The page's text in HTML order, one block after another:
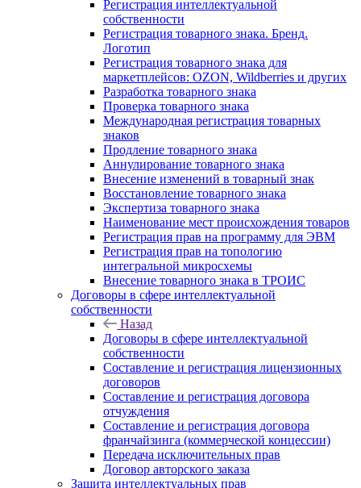
Регистрация интеллектуальной
собственности
Регистрация товарного знака. Бренд.
Логотип
Регистрация товарного знака для
маркетплейсов: OZON, Wildberries и других
Разработка товарного знака
Проверка товарного знака
Международная регистрация товарных
знаков
Продление товарного знака
Аннулирование товарного знака
Внесение изменений в товарный знак
Восстановление товарного знака
Экспертиза товарного знака
Наименование мест происхождения товаров
Регистрация прав на программу для ЭВМ
Регистрация прав на топологию
интегральной микросхемы
Внесение товарного знака в ТРОИС
Договоры в сфере интеллектуальной
собственности
Назад
Договоры в сфере интеллектуальной
собственности
Составление и регистрация лицензионных
договоров
Составление и регистрация договора
отчуждения
Составление и регистрация договора
франчайзинга (коммерческой концессии)
Передача исключительных прав
Договор авторского заказа
Защита интеллектуальных прав